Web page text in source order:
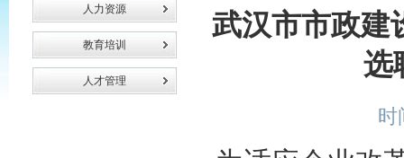
人力资源
教育培训
人才管理
武汉市市政建
选
时